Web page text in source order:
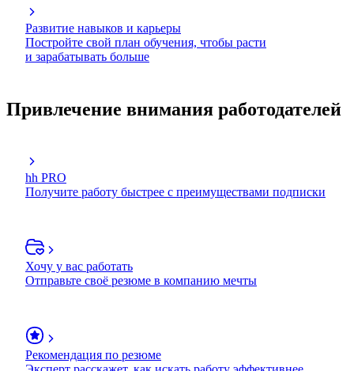
Развитие навыков и карьеры
Постройте свой план обучения, чтобы расти
и зарабатывать больше
Привлечение внимания работодателей
hh PRO
Получите работу быстрее с преимуществами подписки
Хочу у вас работать
Отправьте своё резюме в компанию мечты
Рекомендация по резюме